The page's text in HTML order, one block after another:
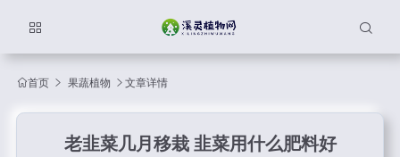
首页 果蔬植物 文章详情
老韭菜几月移栽 韭菜用什么肥料好